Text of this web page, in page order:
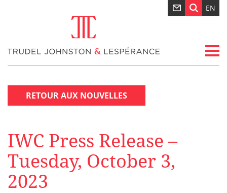
EN
RETOUR AUX NOUVELLES
IWC Press Release –
Tuesday, October 3,
2023